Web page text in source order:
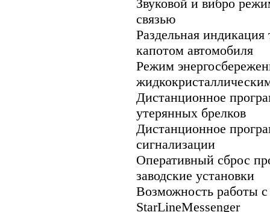
Звуковой и вибро
связью
Раздельная
капотом автомобиля
Режим
Дистанционное
утерянных брелков
Дистанционное
сигнализации
Оперативный сброс
заводские установки
Возможность работы
StarLineMessenger